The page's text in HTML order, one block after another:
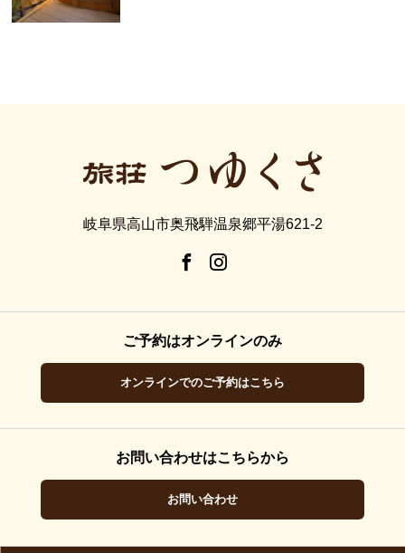
岐阜県高山市奥飛騨温泉郷平湯621-2
ご予約はオンラインのみ
オンラインでのご予約はこちら
お問い合わせはこちらから
お問い合わせ